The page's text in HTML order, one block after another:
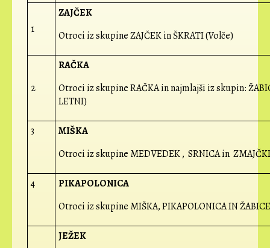
1
ZAJČEK
Otroci iz skupine ZAJČEK in ŠKRATI (Volče)
2
RAČKA
Otroci iz skupine RAČKA in najmlajši iz skupin:
LETNI)
3
MIŠKA
Otroci iz skupine MEDVEDEK , SRNICA in
4
PIKAPOLONICA
Otroci iz skupine MIŠKA, PIKAPOLONICA IN
JEŽEK